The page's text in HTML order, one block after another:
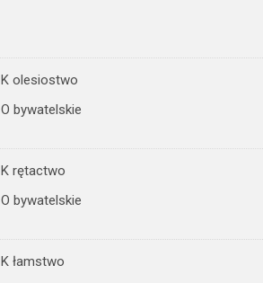
K olesiostwo
O bywatelskie
K rętactwo
O bywatelskie
K łamstwo